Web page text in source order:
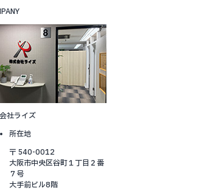
社ライズ
所在地
〒 540-0012
大阪市中央区谷町１丁目２番
７号
大手前ビル8階